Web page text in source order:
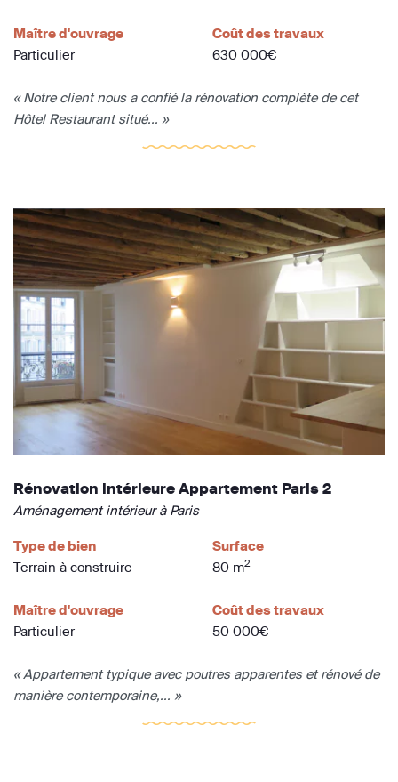
Maître d'ouvrage
Particulier
Coût des travaux
630 000€
« Notre client nous a confié la rénovation complète de cet
Hôtel Restaurant situé... »
Rénovation intérieure Appartement Paris 2
Aménagement intérieur à Paris
Type de bien
Terrain à construire
Surface
80 m2
Maître d'ouvrage
Particulier
Coût des travaux
50 000€
« Appartement typique avec poutres apparentes et rénové de
manière contemporaine,... »